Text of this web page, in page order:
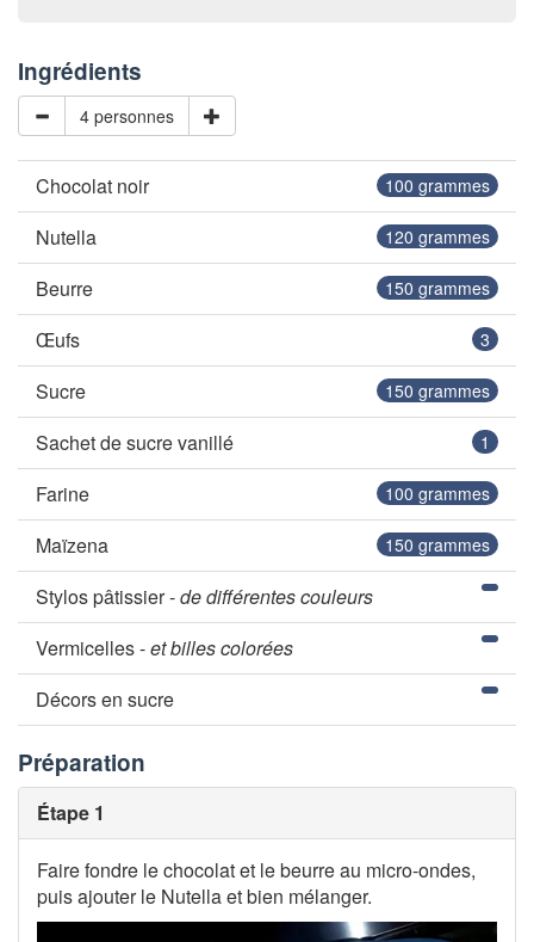
Ingrédients
4 personnes
Chocolat noir 100 grammes
Nutella 120 grammes
Beurre 150 grammes
Œufs 3
Sucre 150 grammes
Sachet de sucre vanillé 1
Farine 100 grammes
Maïzena 150 grammes
Stylos pâtissier -de différentes couleurs
Vermicelles -et billes colorées
Décors en sucre
Préparation
Étape 1
Faire fondre le chocolat et le beurre au micro-ondes,
puis ajouter le Nutella et bien mélanger.